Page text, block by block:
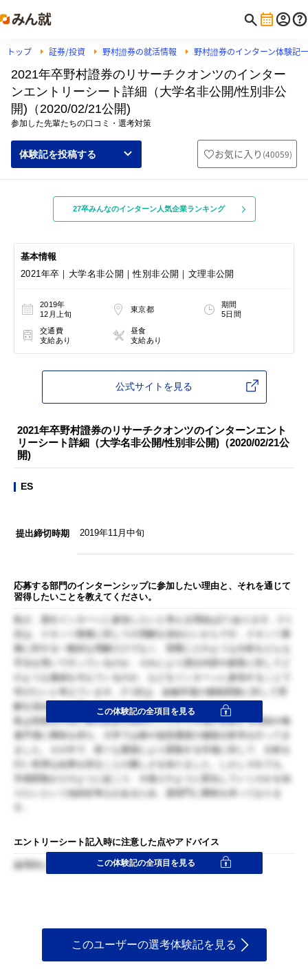
トップ 証券/投資 野村證券の就活情報 野村證券のインターン体験記
2021年卒野村證券のリサーチクオンツのインター
ンエントリーシート詳細（大学名非公開/性別非公
開)（2020/02/21公開)
参加した先輩たちの口コミ・選考対策
体験記を投稿する お気に入り (40059)
27卒みんなのインターン人気企業ランキング
基本情報
2021年卒｜大学名非公開｜性別非公開｜文理非公開
2019年
12月上旬
東京都
期間
5日間
交通費
支給あり
昼食
支給あり
公式サイトを見る
2021年卒野村證券のリサーチクオンツのインターンエント
リーシート詳細（大学名非公開/性別非公開)（2020/02/21公
開)
ES
提出締切時期 2019年11月中旬
応募する部門のインターンシップに参加したい理由と、それを通じて
習得したいことを教えてください。
私が、貴社インターンに参加したいと考える理由は2つあります。1つ
目は、クオンツ業務に対しての理解を深めたいからです。クオンツ業
務に対する一般的な理解だけでなく、実際にどのような分析をどんな
手法を用いて行っているのか、それにより貴社内部や顧客に対してど
のような価値を与えているのか、などをインターンに参加することで
学びたいと考えています。2つ目は、金融市場の価格変動に対して理
解を深めたいと思っているからです。
私は高校生の頃に株式投資を始めたことから市場が変動する理由や株
価予測に興味を持ち、大学では株や仮想通貨の価格分析等を行ってき
ました。その中で、様々な要因により変動する市場に対して、分析を
行い有用な結果を得ることの難しさを知りました。しかしそれでも、
市場変動がどのように起こり、今後どのように変化していくのかを知
りたいという知的好奇心があるため、貴部門に興味を持っておりま
この体験記の全項目を見る
エントリーシート記入時に注意した点やアドバイス
論理的にわかりやすく書くことを特に意識した。
この体験記の全項目を見る
このユーザーの選考体験記を見る